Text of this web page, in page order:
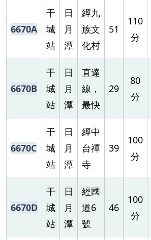
6670A
干
城
站
日
月
潭
經九
族文
化村
51
110
分
6670B
干
城
站
日
月
潭
直達
線，
最快
29
80
分
6670C
干
城
站
日
月
潭
經中
台禪
寺
39
100
分
6670D
干
城
站
日
月
潭
經國
道6
號
46
100
分